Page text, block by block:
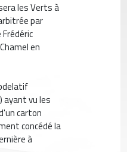
les Verts à
par
en
ayant vu les
carton
concédé la
à